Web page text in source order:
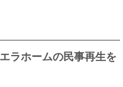
ラホームの民事再生を